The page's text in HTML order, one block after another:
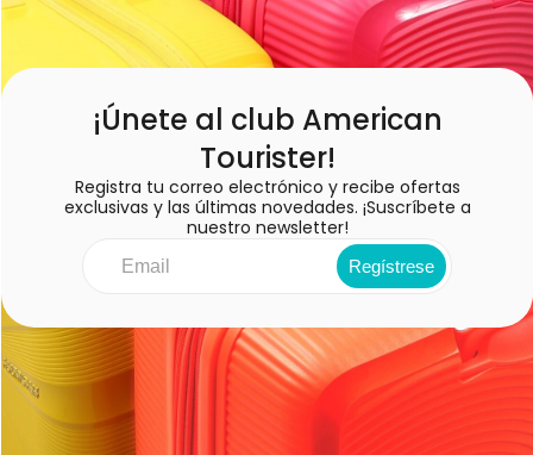
¡Únete al club American
Tourister!
Registra tu correo electrónico y recibe ofertas
exclusivas y las últimas novedades. ¡Suscríbete a
nuestro newsletter!
Regístrese